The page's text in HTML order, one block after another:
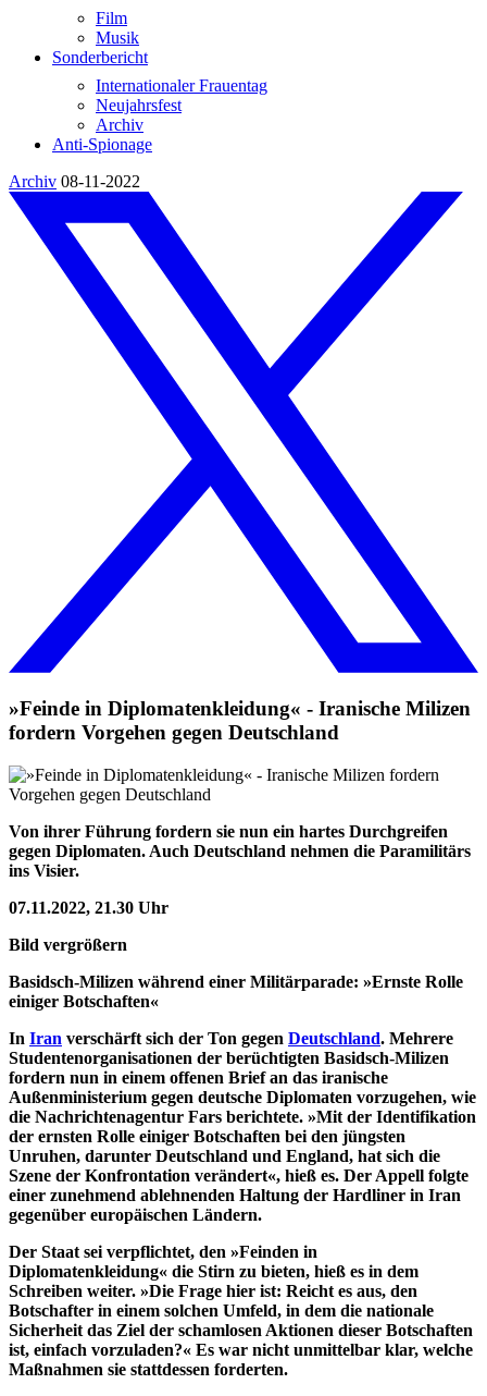
Film
Musik
Sonderbericht
Internationaler Frauentag
Neujahrsfest
Archiv
Anti-Spionage
Archiv 08-11-2022
»Feinde in Diplomatenkleidung« - Iranische Milizen
fordern Vorgehen gegen Deutschland
Von ihrer Führung fordern sie nun ein hartes Durchgreifen
gegen Diplomaten. Auch Deutschland nehmen die Paramilitärs
ins Visier.
07.11.2022, 21.30 Uhr
Bild vergrößern
Basidsch-Milizen während einer Militärparade: »Ernste Rolle
einiger Botschaften«
In Iran verschärft sich der Ton gegen Deutschland. Mehrere
Studentenorganisationen der berüchtigten Basidsch-Milizen
fordern nun in einem offenen Brief an das iranische
Außenministerium gegen deutsche Diplomaten vorzugehen, wie
die Nachrichtenagentur Fars berichtete. »Mit der Identifikation
der ernsten Rolle einiger Botschaften bei den jüngsten
Unruhen, darunter Deutschland und England, hat sich die
Szene der Konfrontation verändert«, hieß es. Der Appell folgte
einer zunehmend ablehnenden Haltung der Hardliner in Iran
gegenüber europäischen Ländern.
Der Staat sei verpflichtet, den »Feinden in
Diplomatenkleidung« die Stirn zu bieten, hieß es in dem
Schreiben weiter. »Die Frage hier ist: Reicht es aus, den
Botschafter in einem solchen Umfeld, in dem die nationale
Sicherheit das Ziel der schamlosen Aktionen dieser Botschaften
ist, einfach vorzuladen?« Es war nicht unmittelbar klar, welche
Maßnahmen sie stattdessen forderten.